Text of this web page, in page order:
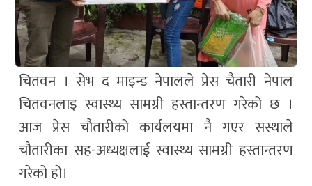
चितवन । सेभ द माइन्ड नेपालले प्रेस चैतारी नेपाल
चितवनलाइ स्वास्थ्य सामग्री हस्तान्तरण गरेको छ ।
आज प्रेस चौतारीको कार्यलयमा नै गएर सस्थाले
चौतारीका सह-अध्यक्षलाई स्वास्थ्य सामग्री हस्तान्तरण
गरेको हो।